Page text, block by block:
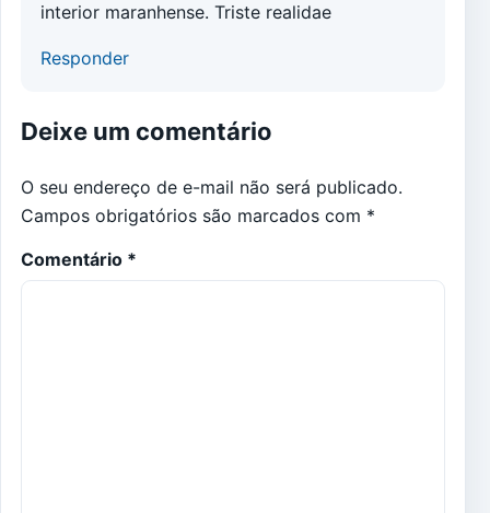
interior maranhense. Triste realidae
Responder
Deixe um comentário
O seu endereço de e-mail não será publicado.
Campos obrigatórios são marcados com *
Comentário *